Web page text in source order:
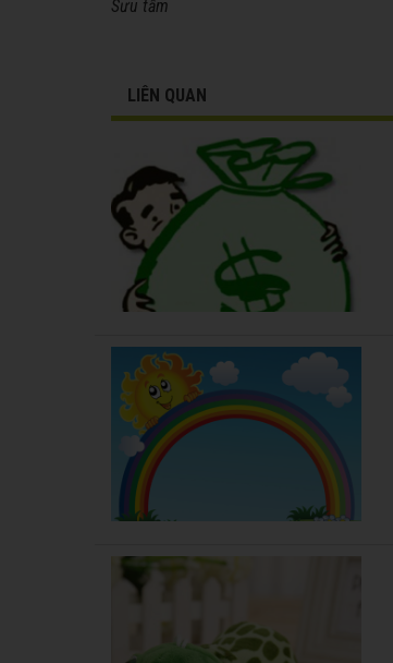
Sưu tầm
LIÊN QUAN